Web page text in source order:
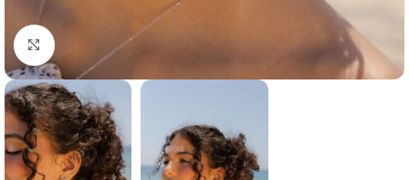
Click to enlarge